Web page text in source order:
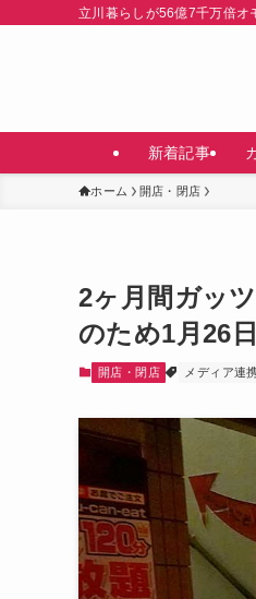
立川暮らしが56億7千万倍オ
新着記事
ホーム 開店・閉店
2ヶ月間ガッ
のため1月26
開店・閉店 メディア連